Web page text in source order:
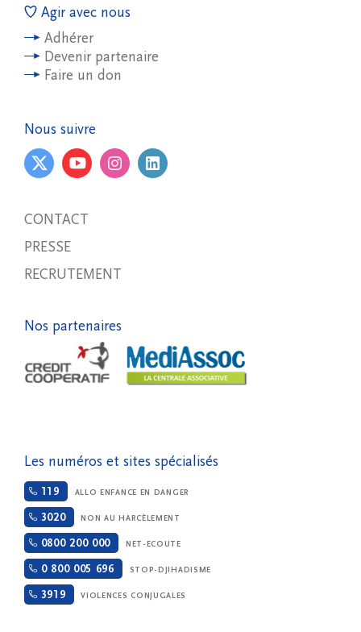
Agir avec nous
Adhérer
Devenir partenaire
Faire un don
Nous suivre
CONTACT
PRESSE
RECRUTEMENT
Nos partenaires
Les numéros et sites spécialisés
119 ALLO ENFANCE EN DANGER
3020 NON AU HARCÈLEMENT
0800 200 000 NET-ECOUTE
0 800 005 696 STOP-DJIHADISME
3919 VIOLENCES CONJUGALES